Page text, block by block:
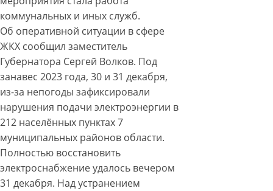
коммунальных и иных служб.
Об оперативной ситуации в сфере
ЖКХ сообщил заместитель
Губернатора Сергей Волков. Под
занавес 2023 года, 30 и 31 декабря,
из-за непогоды зафиксировали
нарушения подачи электроэнергии в
212 населённых пунктах 7
муниципальных районов области.
Полностью восстановить
электроснабжение удалось вечером
31 декабря. Над устранением